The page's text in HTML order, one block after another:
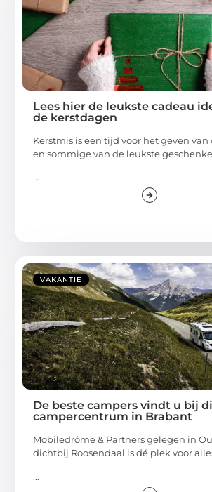
Lees hier de leukste cadeau
de kerstdagen
Kerstmis is een tijd voor het geven van
en sommige van de leukste
...
VAKANTIE
De beste campers vindt u bij
campercentrum in Brabant
Mobiledrôme & Partners gelegen in
dichtbij Roosendaal is dé plek voor
...